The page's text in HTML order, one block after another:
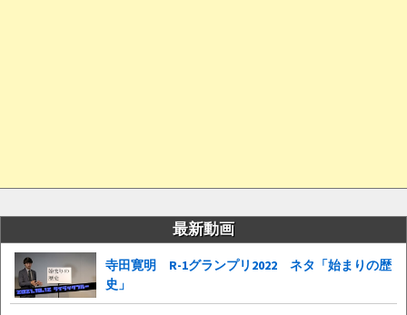
最新動画
寺田寛明 R-1グランプリ2022 ネタ「始まりの歴
史」